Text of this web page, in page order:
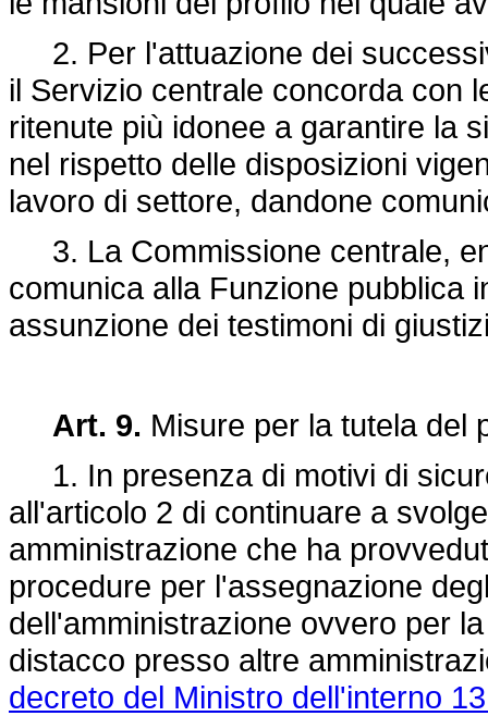
2. Per l'attuazione dei
il Servizio centrale concorda con
ritenute più idonee a garantire la
nel rispetto delle disposizioni
lavoro di settore, dandone
3. La Commissione centrale,
comunica alla Funzione pubblica
assunzione dei testimoni di
Art. 9. Misure per la tutela del
1. In presenza di motivi di
all'articolo 2 di continuare a
amministrazione che ha
procedure per l'assegnazione
dell'amministrazione ovvero per
distacco presso altre
decreto del Ministro dell'interno